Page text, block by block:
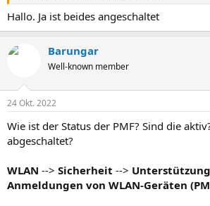
Hallo. Ja ist beides angeschaltet
Barungar
Well-known member
24 Okt. 2022
Wie ist der Status der PMF? Sind die
abgeschaltet?
WLAN --> Sicherheit -->
Anmeldungen von WLAN-Geräten